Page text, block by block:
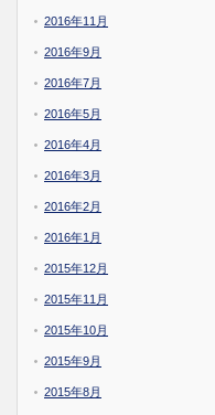
2016年11月
2016年9月
2016年7月
2016年5月
2016年4月
2016年3月
2016年2月
2016年1月
2015年12月
2015年11月
2015年10月
2015年9月
2015年8月